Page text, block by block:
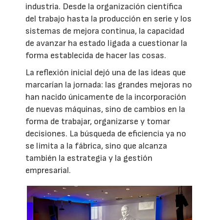
industria. Desde la organización científica
del trabajo hasta la producción en serie y los
sistemas de mejora continua, la capacidad
de avanzar ha estado ligada a cuestionar la
forma establecida de hacer las cosas.
La reflexión inicial dejó una de las ideas que
marcarían la jornada: las grandes mejoras no
han nacido únicamente de la incorporación
de nuevas máquinas, sino de cambios en la
forma de trabajar, organizarse y tomar
decisiones. La búsqueda de eficiencia ya no
se limita a la fábrica, sino que alcanza
también la estrategia y la gestión
empresarial.